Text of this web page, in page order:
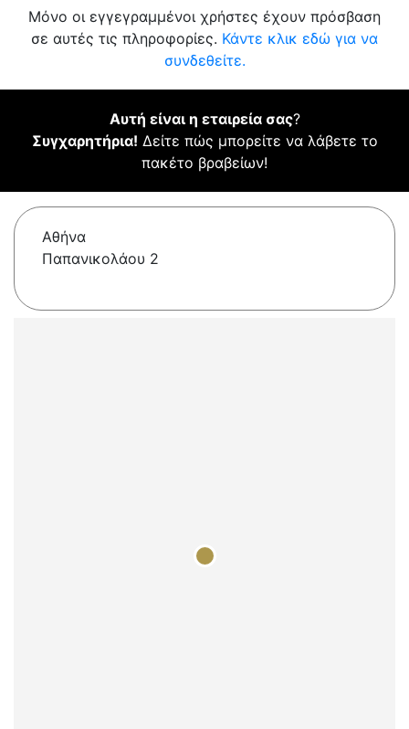
Μόνο οι εγγεγραμμένοι χρήστες έχουν πρόσβαση
σε αυτές τις πληροφορίες. Κάντε κλικ εδώ για να
συνδεθείτε.
Αυτή είναι η εταιρεία σας?
Συγχαρητήρια! Δείτε πώς μπορείτε να λάβετε το
πακέτο βραβείων!
Αθήνα
Παπανικολάου 2